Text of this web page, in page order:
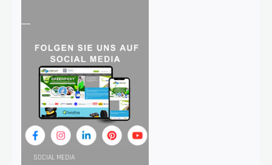
SOCIAL MEDIA